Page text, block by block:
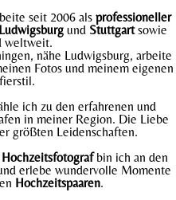
seit 2006 als professioneller
Ludwigsburg und Stuttgartsowie
weltweit.
nähe Ludwigsburg, arbeite
Fotos und meinem eigenen
ich zu den erfahrenen und
in meiner Region. Die Liebe
größten Leidenschaften.
Hochzeitsfotografbin ich an den
erlebe wundervolle Momente
Hochzeitspaaren.